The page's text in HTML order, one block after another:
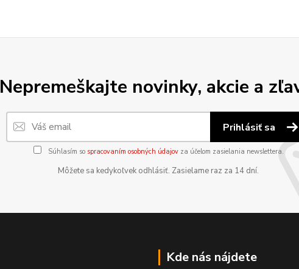
Nepremeškajte novinky, akcie a
Prihlásiť sa
Súhlasím so spracovaním osobných údajovza účelom zasielania newslettera.
Môžete sa kedykoľvek odhlásiť. Zasielame raz za 14 dní.
Kde nás nájdete